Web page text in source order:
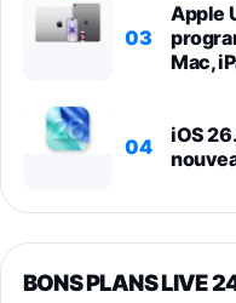
03
Apple
Mac,
04
iOS
BONS PLANS LIVE